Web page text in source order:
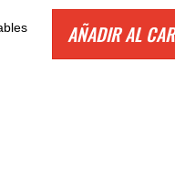
AÑADIR AL